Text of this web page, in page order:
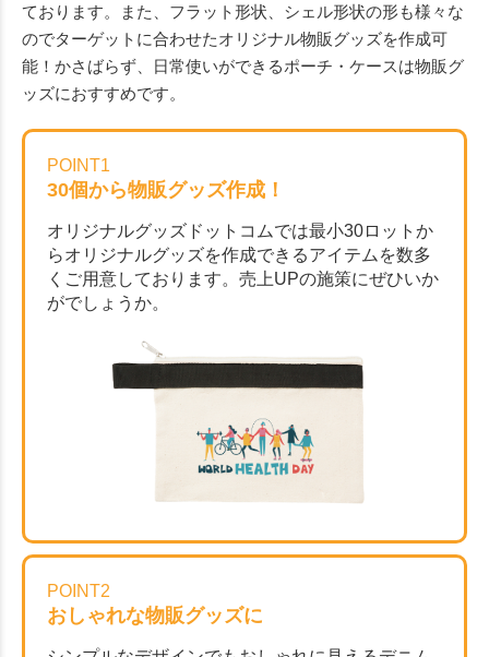
ております。また、フラット形状、シェル形状の形も様々な
のでターゲットに合わせたオリジナル物販グッズを作成可
能！かさばらず、日常使いができるポーチ・ケースは物販グ
ッズにおすすめです。
POINT1
30個から物販グッズ作成！
オリジナルグッズドットコムでは最小30ロットか
らオリジナルグッズを作成できるアイテムを数多
くご用意しております。売上UPの施策にぜひいか
がでしょうか。
POINT2
おしゃれな物販グッズに